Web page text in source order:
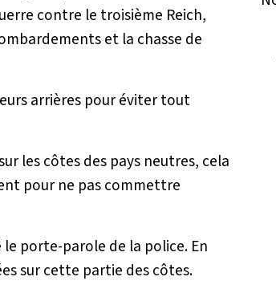
contre le troisième Reich,
et la chasse de
arrières pour éviter tout
les côtes des pays neutres, cela
pour ne pas commettre
porte-parole de la police. En
sur cette partie des côtes.